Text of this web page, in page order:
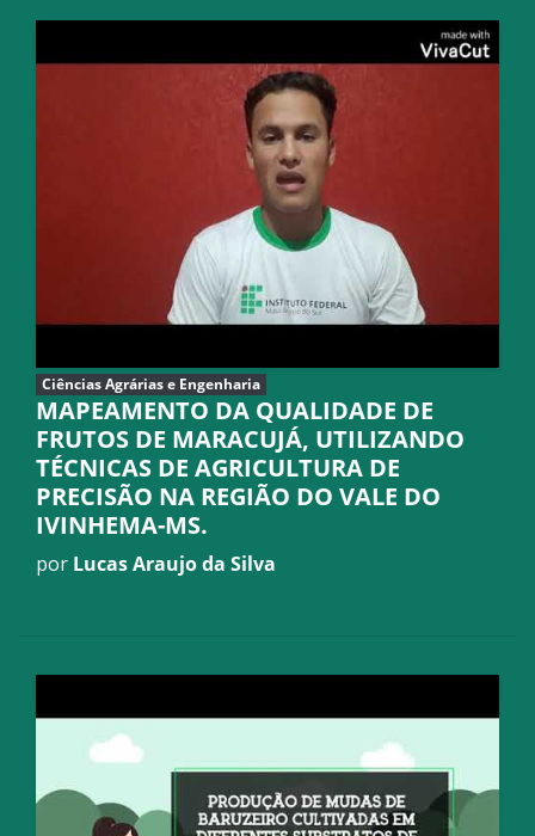
Ciências Agrárias e Engenharia
MAPEAMENTO DA QUALIDADE DE
FRUTOS DE MARACUJÁ, UTILIZANDO
TÉCNICAS DE AGRICULTURA DE
PRECISÃO NA REGIÃO DO VALE DO
IVINHEMA-MS.
por Lucas Araujo da Silva